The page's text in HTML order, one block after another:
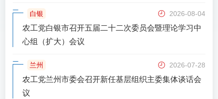
白银 2026-08-04
农工党白银市召开五届二十二次委员会暨理论学习中
心组（扩大）会议
兰州 2026-07-28
农工党兰州市委会召开新任基层组织主委集体谈话会
议